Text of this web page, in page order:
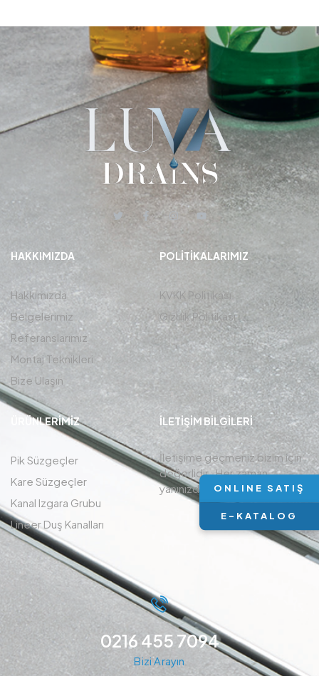
HAKKIMIZDA
Hakkımızda
Belgelerimiz
Referanslarımız
Montaj Teknikleri
Bize Ulaşın
POLITIKALARIMIZ
KVKK Politikası
Gizlilik Politikası
ÜRÜNLERIMIZ
Pik Süzgeçler
Kare Süzgeçler
Kanal Izgara Grubu
Lineer Duş Kanalları
İLETIŞIM BİLGİLERİ
İletişime geçmeniz bizim için
değerlidir , Her zaman
yanınızdayız.
0216 455 7094
Bizi Arayın
ONLINE SATIŞ
E-KATALOG